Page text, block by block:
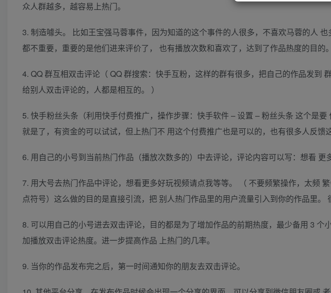
众人群越多，越容易上热门。
3. 制造噱头。 比如王宝强马蓉事件，因为知道的这个事件的人很多，不喜欢马蓉的人
都不重要，重要的是他们进来评价了， 也有播放次数和喜欢了，达到了作品热度的目的。
4. QQ 群互相双击评论（ QQ 群搜索：快手互粉，这样的群有很多，把自己的作品发到
给别人双击评论的，人都是相互的。 ）
5. 快手粉丝头条（利用快手付费推广，操作步骤：快手软件 – 设置 – 粉丝头条 这个是
就是了，有资金的可以试试，但上热门不 用这个付费推广也是可以的，也有很多人反馈
6. 用自己的小号到当前热门作品（播放次数多的）中去评论，评论内容可以写：想看
7. 用大号去热门作品中评论，想看更多好玩视频请点我等等。 （ 不要频繁操作，太频
点符号）这么做的目的是直接引流，把 别人热门作品里的用户流量引入到你的作品里。
8. 可以用自己的小号进去双击评论，目的都是为了增加作品的前期热度，最少备用 3 个
加播放双击评论热度。进一步提高作品 上热门的几率。
9. 当你的作品发布完之后，第一时间通知你的朋友去双击评论。